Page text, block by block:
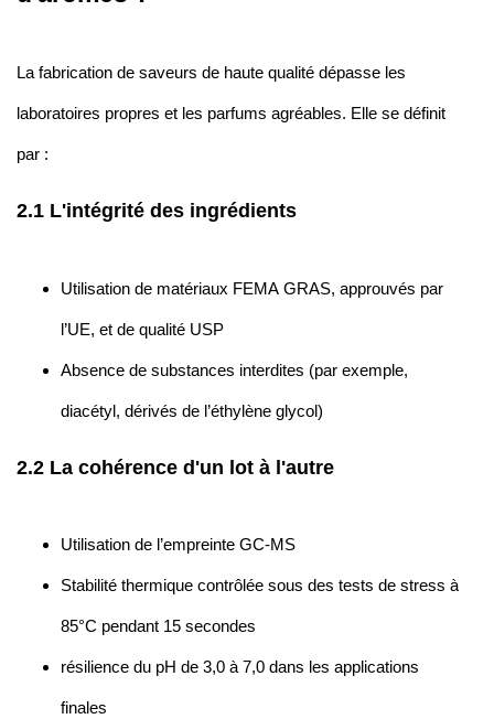
La fabrication de saveurs de haute qualité dépasse les
laboratoires propres et les parfums agréables. Elle se définit
par :
2.1 L'intégrité des ingrédients
Utilisation de matériaux FEMA GRAS, approuvés par
l’UE, et de qualité USP
Absence de substances interdites (par exemple,
diacétyl, dérivés de l’éthylène glycol)
2.2 La cohérence d'un lot à l'autre
Utilisation de l’empreinte GC-MS
Stabilité thermique contrôlée sous des tests de stress à
85°C pendant 15 secondes
résilience du pH de 3,0 à 7,0 dans les applications
finales